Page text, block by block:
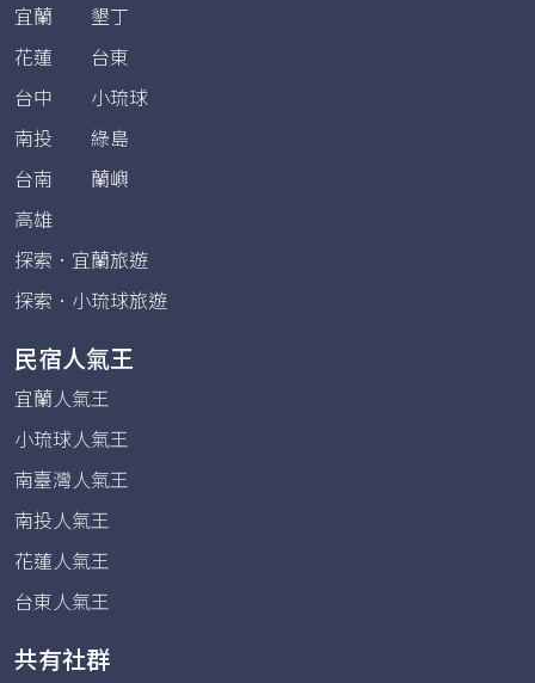
宜蘭
墾丁
花蓮
台東
台中
小琉球
南投
綠島
台南
蘭嶼
高雄
探索．宜蘭旅遊
探索．小琉球旅遊
民宿人氣王
宜蘭人氣王
小琉球人氣王
南臺灣人氣王
南投人氣王
花蓮人氣王
台東人氣王
共有社群